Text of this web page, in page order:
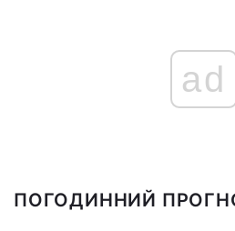
ad
ПОГОДИННИЙ